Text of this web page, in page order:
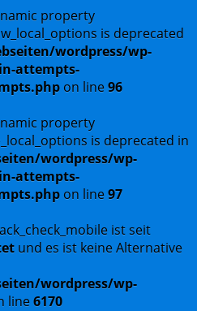
property
is deprecated
wordpress/wp-
attempts-
on line96
property
is deprecated in
wordpress/wp-
attempts-
on line97
ist seit
und es ist keine Alternative
wordpress/wp-
line6170